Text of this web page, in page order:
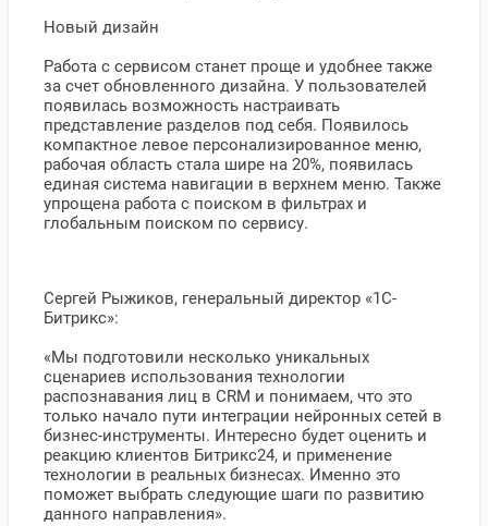
Новый дизайн
Работа с сервисом станет проще и удобнее также
за счет обновленного дизайна. У пользователей
появилась возможность настраивать
представление разделов под себя. Появилось
компактное левое персонализированное меню,
рабочая область стала шире на 20%, появилась
единая система навигации в верхнем меню. Также
упрощена работа с поиском в фильтрах и
глобальным поиском по сервису.
Сергей Рыжиков, генеральный директор «1С-
Битрикс»:
«Мы подготовили несколько уникальных
сценариев использования технологии
распознавания лиц в CRM и понимаем, что это
только начало пути интеграции нейронных сетей в
бизнес-инструменты. Интересно будет оценить и
реакцию клиентов Битрикс24, и применение
технологии в реальных бизнесах. Именно это
поможет выбрать следующие шаги по развитию
данного направления».